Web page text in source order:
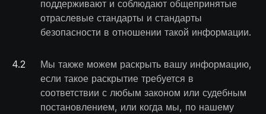
поддерживают и соблюдают общепринятые
отраслевые стандарты и стандарты
безопасности в отношении такой информации.
4.2
Мы также можем раскрыть вашу информацию,
если такое раскрытие требуется в
соответствии с любым законом или судебным
постановлением, или когда мы, по нашему